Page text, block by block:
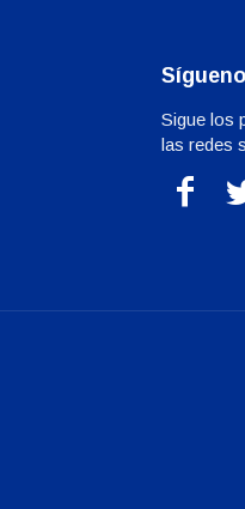
Sigue los
las redes